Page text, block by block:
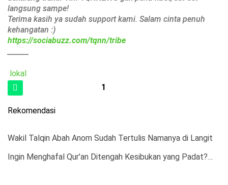
langsung sampe!
Terima kasih ya sudah support kami. Salam cinta penuh
kehangatan :)
https://sociabuzz.com/tqnn/tribe
lokal
1
Rekomendasi
Wakil Talqin Abah Anom Sudah Tertulis Namanya di Langit
Ingin Menghafal Qur’an Ditengah Kesibukan yang Padat?…